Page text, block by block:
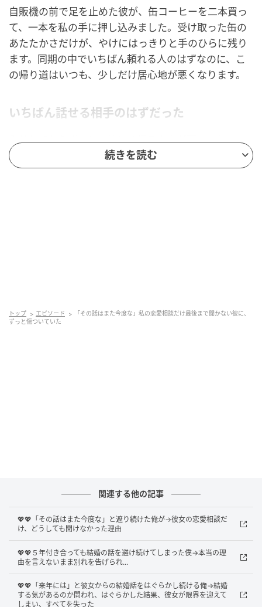
自販機の前で足を止めた彼が、缶コーヒーを二本買っ
て、一本を私の手に押し込みました。受け取った缶の
あたたかさだけが、やけにはっきりと手のひらに残り
ます。同期の中でいちばん頼れる人のはずなのに、こ
の帰り道はいつも、少しだけ居心地が悪くなります。
いちばん話せる相手のはずだった
入社してからずっと、彼とは帰る方向が同じでした。
仕事の愚痴も将来の不安も、彼に話すと不思議と軽く
なります。いつからか、彼はただの同期とは違う存在
彼は少し黙ってから、「……それは、俺には無理なんだ
よ」と答えました。理由はわからないまま、置いてい
かれた気持ちだけが残ります。
距離を置こうと決めた
それからは、彼に恋愛相談を持ちかけるのをやめまし
続きを読む
トップ エピソード
「その話はまた今度な」私の恋愛相談だけ最後まで聞かない彼に、
ずっと傷ついていた
関連する他の記事
💖💖「その話はまた今度な」と遮り続けた俺が→彼女の恋愛相談だ
け、どうしても聞けなかった理由
💖💖５年付き合っても結婚の話を避け続けてしまった僕→本当の理
由を言えないまま別れを告げられ...
💖💖「来年には」と彼女からの結婚話をはぐらかし続ける俺→結婚
する気があるのか問われ、はぐらかした結果、彼女が限界を迎えて
しまい、すべてを失った